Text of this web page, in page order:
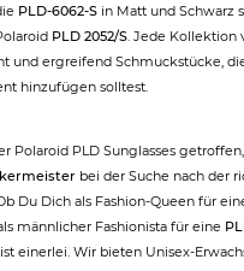
PLD-6062-S in Matt und Schwarz
PLD 2052/S. Jede Kollektion
und ergreifend Schmuckstücke,
hinzufügen solltest.
Polaroid PLD Sunglasses
bei der Suche nach der
Du Dich als Fashion-Queen für
männlicher Fashionista für eine
einerlei. Wir bieten Unisex-